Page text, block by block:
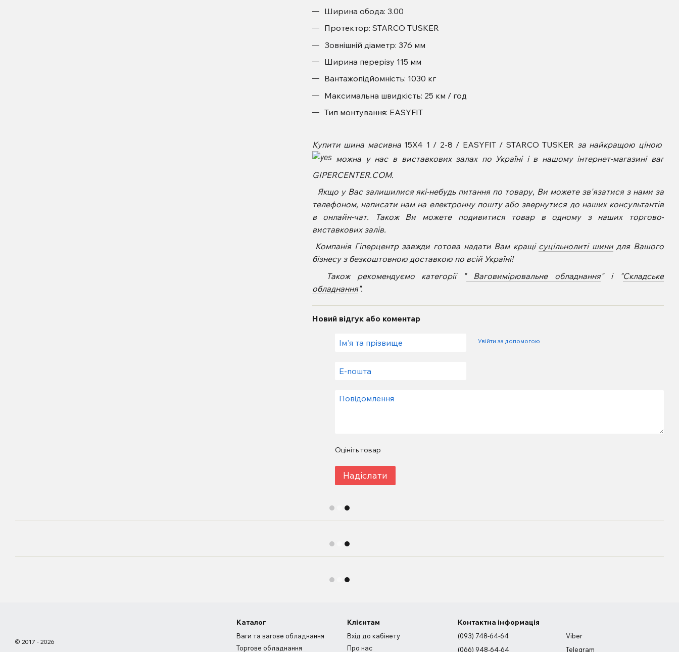
Ширина обода: 3.00
Протектор: STARCO TUSKER
Зовнішній діаметр: 376 мм
Ширина перерізу 115 мм
Вантажопідйомність: 1030 кг
Максимальна швидкість: 25 км / год
Тип монтування: EASYFIT
Купити шина масивна 15X4 1 / 2-8 / EASYFIT / STARCO TUSKER за найкращою ціною
можна у нас в виставкових залах по Україні і в нашому інтернет-магазині ваг
GIPERCENTER.COM.
Якщо у Вас залишилися які-небудь питання по товару, Ви можете зв'язатися з нами за
телефоном, написати нам на електронну пошту або звернутися до наших консультантів
в онлайн-чат. Також Ви можете подивитися товар в одному з наших торгово-
виставкових залів.
Компанія Гіперцентр завжди готова надати Вам кращі суцільнолиті шинидля Вашого
бізнесу з безкоштовною доставкою по всій Україні!
Також рекомендуємо категорії "Ваговимірювальне обладнання" і "Складське
обладнання".
Новий відгук або коментар
Увійти за допомогою
Оцініть товар
Надіслати
© 2017 - 2026
Каталог
Ваги та вагове обладнання
Торгове обладнання
Клієнтам
Вхід до кабінету
Про нас
Контактна інформація
(093) 748-64-64
(066) 948-64-64
Viber
Telegram